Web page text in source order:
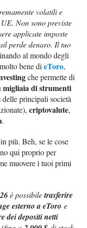
volatili e
Non sono previste
applicate imposte
perde denaro. Il tuo
al mondo degli
bene dieToro,
che permette di
migliaia di strumenti
delle principali società
criptovalute,
.
più. Beh, se le cose
qui proprio per
muovere i tuoi primi
è possibiletrasferire
esterno a eToro e
dei depositi netti